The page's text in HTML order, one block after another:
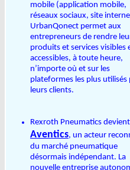
mobile (application mobile,
réseaux sociaux, site
UrbanQonect permet aux
entrepreneurs de rendre
produits et services visibles
accessibles, à toute heure,
n’importe où et sur les
plateformes les plus utilisés
leurs clients.
Rexroth Pneumatics devient
Aventics, un acteur
du marché pneumatique
désormais indépendant. La
nouvelle entreprise